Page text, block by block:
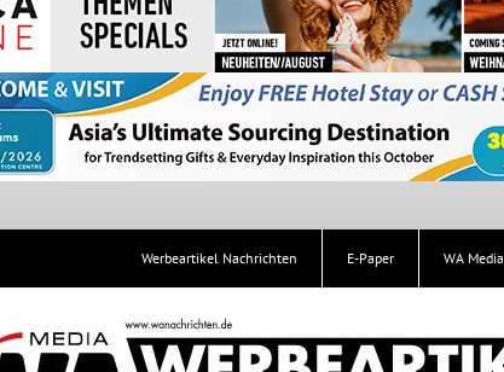
Werbeartikel Nachrichten E-Paper WA Media